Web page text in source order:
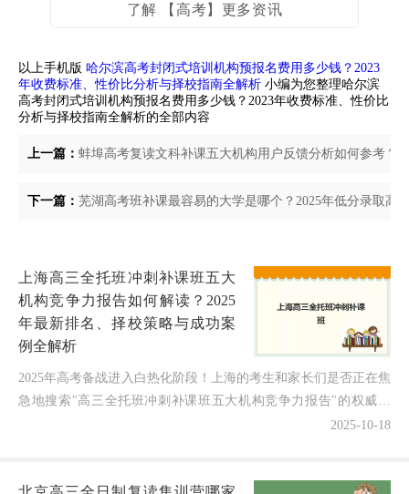
了解 【高考】更多资讯
以上手机版 哈尔滨高考封闭式培训机构预报名费用多少钱？2023
年收费标准、性价比分析与择校指南全解析 小编为您整理哈尔滨
高考封闭式培训机构预报名费用多少钱？2023年收费标准、性价比
分析与择校指南全解析的全部内容
上一篇： 蚌埠高考复读文科补课五大机构用户反馈分析如何参考？
下一篇： 芜湖高考班补课最容易的大学是哪个？2025年低分录取高
上海高三全托班冲刺补课班五大
机构竞争力报告如何解读？2025
年最新排名、择校策略与成功案
例全解析
2025年高考备战进入白热化阶段！上海的考生和家长们是否正在焦
急地搜索"高三全托班冲刺补课班五大机构竞争力报告"的权威答
2025-10-18